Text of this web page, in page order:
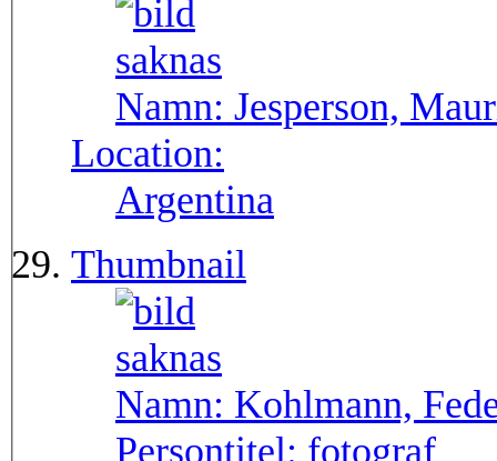
Namn: Jesperson,
Location:
Argentina
Thumbnail
Namn: Kohlmann,
Persontitel: fotograf